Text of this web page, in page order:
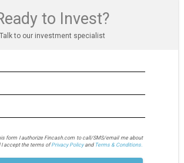
to Invest?
Talk to our investment specialist
form I authorize Fincash.com to call/SMS/email me about
I accept the terms ofPrivacy Policyand Terms & Conditions.